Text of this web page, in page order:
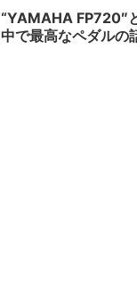
“YAMAHA FP720″
中で最高なペダルの